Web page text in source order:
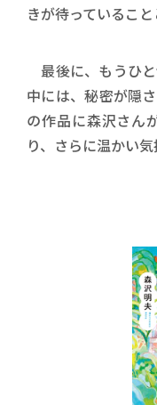
きが待っていること
最後に、もうひ
中には、秘密が隠
の作品に森沢さん
り、さらに温かい